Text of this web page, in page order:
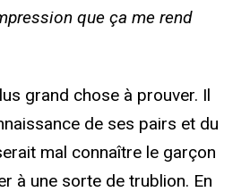
que ça me rend
grand chose à prouver. Il
de ses pairs et du
mal connaître le garçon
à une sorte de trublion. En